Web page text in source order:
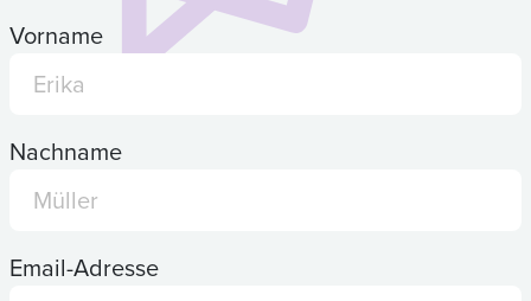
Vorname
Nachname
Email-Adresse